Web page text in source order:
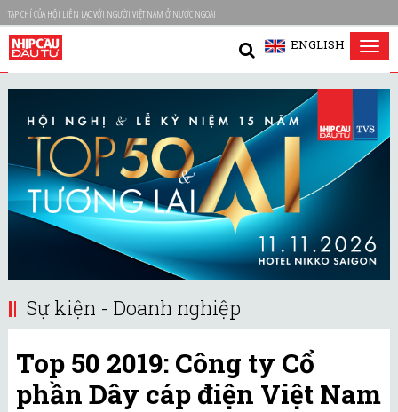
TẠP CHÍ CỦA HỘI LIÊN LẠC VỚI NGƯỜI VIỆT NAM Ở NƯỚC NGOÀI
ENGLISH
Sự kiện - Doanh nghiệp
Top 50 2019: Công ty Cổ
phần Dây cáp điện Việt Nam